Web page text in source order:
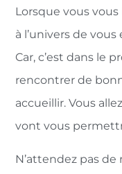
Lorsque vous vous
à l’univers de
Car, c’est dans le
rencontrer de
accueillir. Vous
vont vous
N’attendez pas